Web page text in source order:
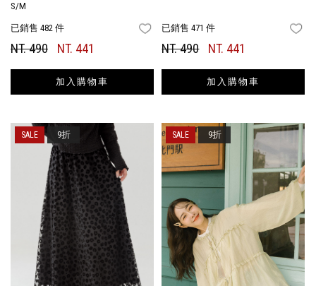
S/M
已銷售 482 件 FAVORITES
NT. 490 NT. 441
加入購物車
已銷售 471 件
NT. 490 NT. 441
加入購物車
9折 9折